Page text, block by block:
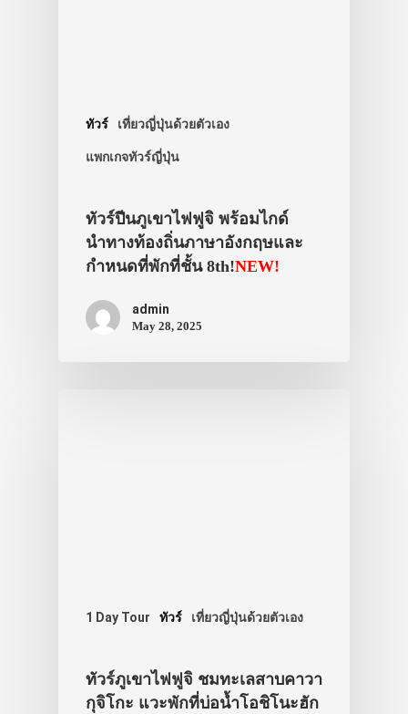
ทัวร์ เที่ยวญี่ปุ่นด้วยตัวเอง
แพกเกจทัวร์ญี่ปุ่น
ทัวร์ปีนภูเขาไฟฟูจิ พร้อมไกด์
นำทางท้องถิ่นภาษาอังกฤษและ
กำหนดที่พักที่ชั้น 8th!NEW!
admin
May 28, 2025
1 Day Tour ทัวร์ เที่ยวญี่ปุ่นด้วยตัวเอง
ทัวร์ภูเขาไฟฟูจิ ชมทะเลสาบคาวา
กุจิโกะ แวะพักที่บ่อน้ำโอชิโนะฮัก